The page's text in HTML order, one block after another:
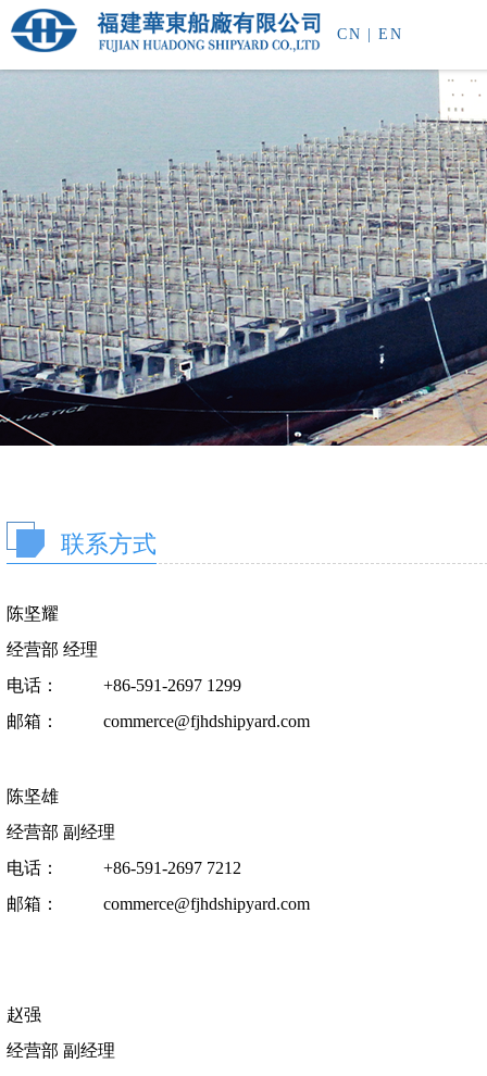
CN EN
联系方式
陈坚耀
经营部 经理
电话：
+86-591-2697 1299
邮箱：
commerce@fjhdshipyard.com
陈坚雄
经营部 副经理
电话：
+86-591-2697 7212
邮箱：
commerce@fjhdshipyard.com
赵强
经营部 副经理